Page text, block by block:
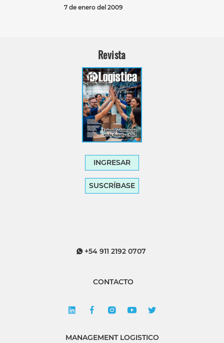
7 de enero del 2009
Revista
INGRESAR
SUSCRÍBASE
+54 911 2192 0707
CONTACTO
MANAGEMENT LOGISTICO